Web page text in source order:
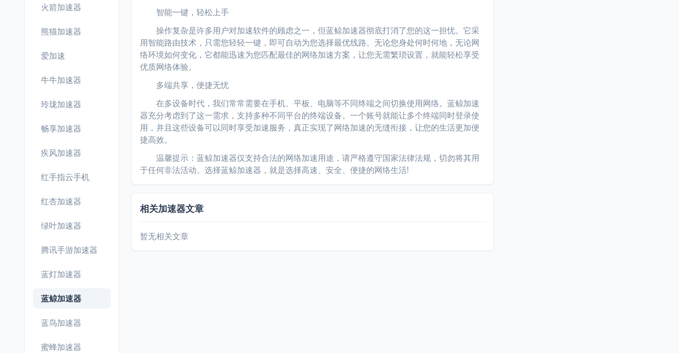
火箭加速器
熊猫加速器
爱加速
牛牛加速器
玲珑加速器
畅享加速器
疾风加速器
红手指云手机
红杏加速器
绿叶加速器
腾讯手游加速器
蓝灯加速器
蓝鲸加速器
蓝鸟加速器
蜜蜂加速器
智能一键，轻松上手
操作复杂是许多用户对加速软件的顾虑之一，但蓝鲸加速器彻底打消了您的这一担忧。它采
用智能路由技术，只需您轻轻一键，即可自动为您选择最优线路。无论您身处何时何地，无论网
络环境如何变化，它都能迅速为您匹配最佳的网络加速方案，让您无需繁琐设置，就能轻松享受
优质网络体验。
多端共享，便捷无忧
在多设备时代，我们常常需要在手机、平板、电脑等不同终端之间切换使用网络。蓝鲸加速
器充分考虑到了这一需求，支持多种不同平台的终端设备。一个账号就能让多个终端同时登录使
用，并且这些设备可以同时享受加速服务，真正实现了网络加速的无缝衔接，让您的生活更加便
捷高效。
温馨提示：蓝鲸加速器仅支持合法的网络加速用途，请严格遵守国家法律法规，切勿将其用
于任何非法活动。选择蓝鲸加速器，就是选择高速、安全、便捷的网络生活!
相关加速器文章
暂无相关文章